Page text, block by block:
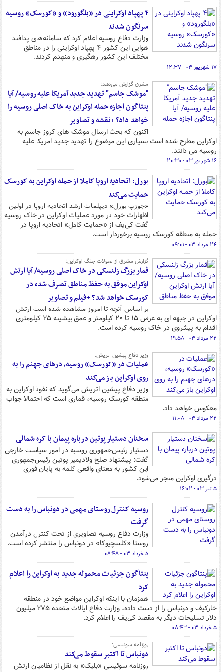
۴ پهپاد اوکراینی در «بلگورود» و «کورسک» روسیه
سرنگون شدند
وزارت دفاع روسیه اعلام کرد که سامانه‌های پدافند
هوایی این کشور ۴ پهپاد اوکراینی را در مناطق
مختلف این کشور رهگیری و منهدم کردند.
۱۷ شهریور ۰۳ - ۱۲:۳۷
مشرق گزارش می‌دهد؛
"موشک جاسم" تهدید جدید آمریکا علیه روسیه/ آیا
پنتاگون اجازه حمله اوکراین به خاک اصلی روسیه را
خواهد داد؟ +نقشه و تصاویر
اکنون که بحث ارسال موشک های کروز جاسم به
اوکراین مطرح شده است بسیاری این موضوع را تهدید جدید امریکا علیه
روسیه می دانند.
۱۶ شهریور ۰۳ - ۲۰:۳۰
بورل: اتحادیه اروپا کاملا از حمله اوکراین به کورسک
حمایت می‌کند
«جوزپ بورل» دیپلمات ارشد اتحادیه اروپا در اولین
اظهارات خود در مورد عملیات اوکراین در خاک روسیه
گفت کی‌یف از «حمایت کامل» اتحادیه اروپا در
حمله به منطقه کورسک روسیه برخوردار است.
۲۴ مرداد ۰۳ - ۰۹:۰۱
گزارش مشرق از تحولات جنگ اوکراین؛
قمار بزرگ زلنسکی در خاک اصلی روسیه/ آیا ارتش
اوکراین موفق به حفظ مناطق تصرف شده در
کورسک خواهد شد؟ +فیلم و تصاویر
بر اساس آنچه تا امروز مشاهده شده است ارتش
اوکراین در جبهه ای به عرض ۱۵ تا ۲۰ کیلومتر و عمق بیشینه ۲۵ کیلومتری
اقدام به پیشروی در خاک روسیه کرده است.
۲۲ مرداد ۰۳ - ۱۹:۵۸
وزیر دفاع پیشین اتریش:
عملیات در «کورسک» روسیه، درهای جهنم را به
روی اوکراین باز می‌کند
وزیر دفاع پیشین اتریش می‌گوید که نفوذ اوکراین به
منطقه کورسک روسیه، قماری است که احتمالا جواب
معکوس خواهد داد.
۲۲ مرداد ۰۳ - ۱۱:۰۸
سخنان دستیار پوتین درباره پیمان با کره شمالی
دستیار رئیس‌جمهوری روسیه در امور سیاست خارجی
گفت:‌ پیشنهاد صلح ولادیمیر پوتین رئیس‌جمهوری
این کشور به معنای واقعی کلمه به پایان فوری
درگیری اوکراین منجر می‌شود.
۵ تیر ۰۳ - ۱۶:۰۲
روسیه کنترل روستای مهمی در دونباس را به دست
گرفت
وزارت دفاع روسیه تصاویری از تحت کنترل درآمدن
روستا «کلسچیوکا» در دونباس را منتشر کرده است.
۵ خرداد ۰۳ - ۰۸:۴۸
پنتاگون جزئیات محموله جدید به اوکراین را اعلام
کرد
همزمان با اینکه اوکراین مواضع خود در منطقه
خارکیف و دونباس را از دست داده، وزارت دفاع ایالات متحده ۲۷۵ میلیون
دلار تسلیحات دیگر به مقصد کی‌یف را اعلام کرد.
۵ خرداد ۰۳ - ۰۸:۴۳
روزنامه سوئیسی:
دونباس تا اکتبر سقوط می‌کند
روزنامه سوئیسی «بلیک» به نقل از نظامیان ارتش